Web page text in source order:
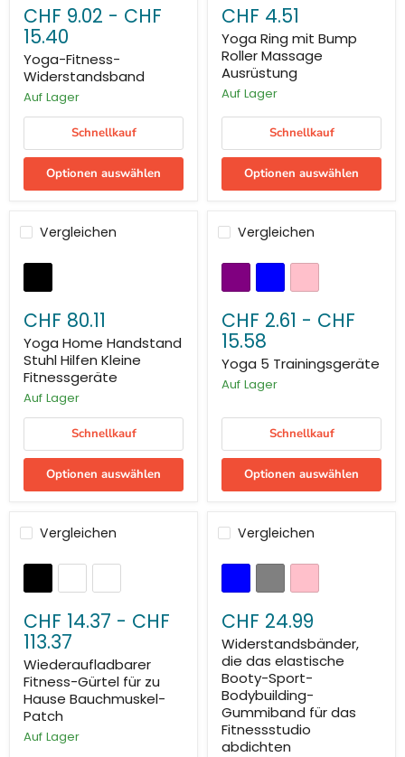
CHF 9.02 - CHF
15.40
Yoga-Fitness-
Widerstandsband
Auf Lager
Schnellkauf
Optionen auswählen
CHF 4.51
Yoga Ring mit Bump
Roller Massage
Ausrüstung
Auf Lager
Schnellkauf
Optionen auswählen
Vergleichen
CHF 80.11
Yoga Home Handstand
Stuhl Hilfen Kleine
Fitnessgeräte
Auf Lager
Schnellkauf
Optionen auswählen
Vergleichen
CHF 2.61 - CHF
15.58
Yoga 5 Trainingsgeräte
Auf Lager
Schnellkauf
Optionen auswählen
Vergleichen
CHF 14.37 - CHF
113.37
Wiederaufladbarer
Fitness-Gürtel für zu
Hause Bauchmuskel-
Patch
Auf Lager
Vergleichen
CHF 24.99
Widerstandsbänder,
die das elastische
Booty-Sport-
Bodybuilding-
Gummiband für das
Fitnessstudio
abdichten